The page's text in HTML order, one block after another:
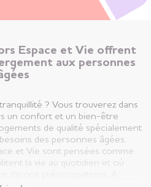
Espace et Vie offrent
aux personnes
? Vous trouverez dans
un confort et un bien-être
de qualité spécialement
des personnes âgées.
et Vie sont pensées comme
la vie au quotidien et où